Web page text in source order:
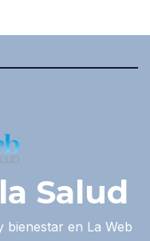
Salud
bienestar en La Web